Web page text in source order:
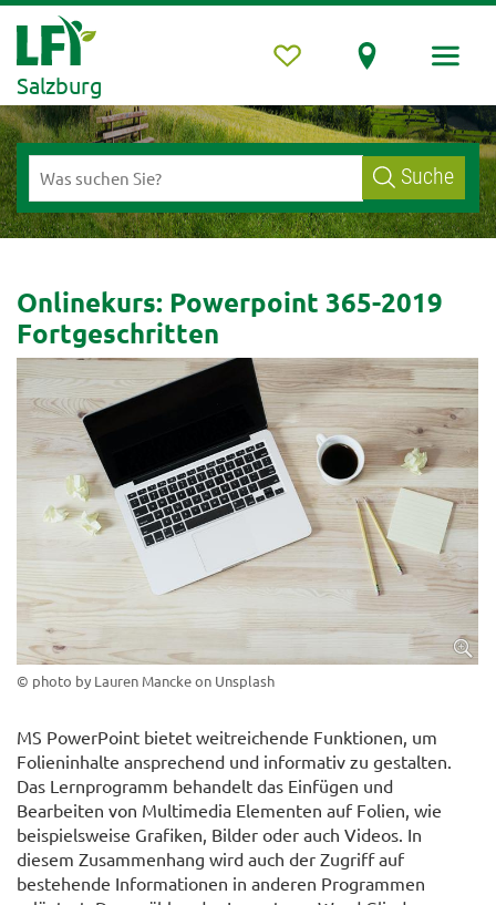
Salzburg
Suche
Onlinekurs: Powerpoint 365-2019
Fortgeschritten
© photo by Lauren Mancke on Unsplash
MS PowerPoint bietet weitreichende Funktionen, um
Folieninhalte ansprechend und informativ zu gestalten.
Das Lernprogramm behandelt das Einfügen und
Bearbeiten von Multimedia Elementen auf Folien, wie
beispielsweise Grafiken, Bilder oder auch Videos. In
diesem Zusammenhang wird auch der Zugriff auf
bestehende Informationen in anderen Programmen